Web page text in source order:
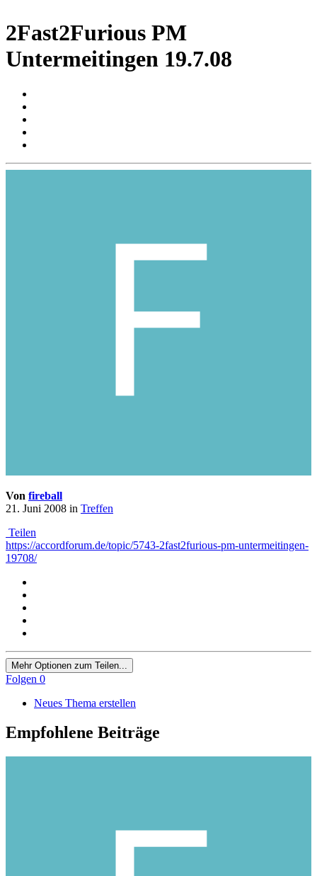
2Fast2Furious PM
Untermeitingen 19.7.08
Von fireball
21. Juni 2008 in Treffen
Teilen
https://accordforum.de/topic/5743-2fast2furious-pm-untermeitingen-
19708/
Mehr Optionen zum Teilen...
Folgen 0
Neues Thema erstellen
Empfohlene Beiträge